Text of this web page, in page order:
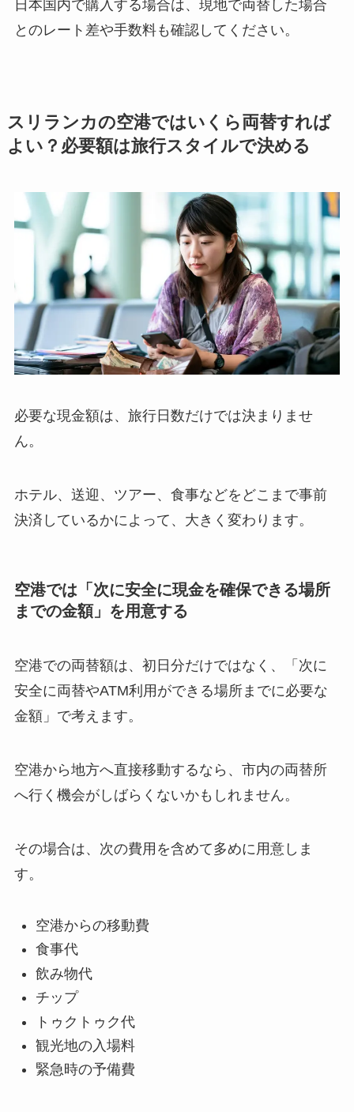
日本国内で購入する場合は、現地で両替した場合
とのレート差や手数料も確認してください。
スリランカの空港ではいくら両替すれば
よい？必要額は旅行スタイルで決める
必要な現金額は、旅行日数だけでは決まりませ
ん。
ホテル、送迎、ツアー、食事などをどこまで事前
決済しているかによって、大きく変わります。
空港では「次に安全に現金を確保できる場所
までの金額」を用意する
空港での両替額は、初日分だけではなく、「次に
安全に両替やATM利用ができる場所までに必要な
金額」で考えます。
空港から地方へ直接移動するなら、市内の両替所
へ行く機会がしばらくないかもしれません。
その場合は、次の費用を含めて多めに用意しま
す。
空港からの移動費
食事代
飲み物代
チップ
トゥクトゥク代
観光地の入場料
緊急時の予備費